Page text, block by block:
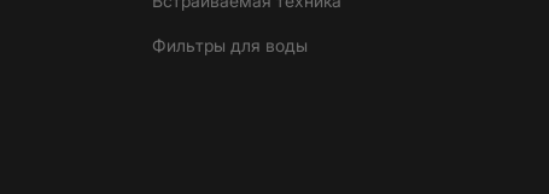
Фильтры для воды